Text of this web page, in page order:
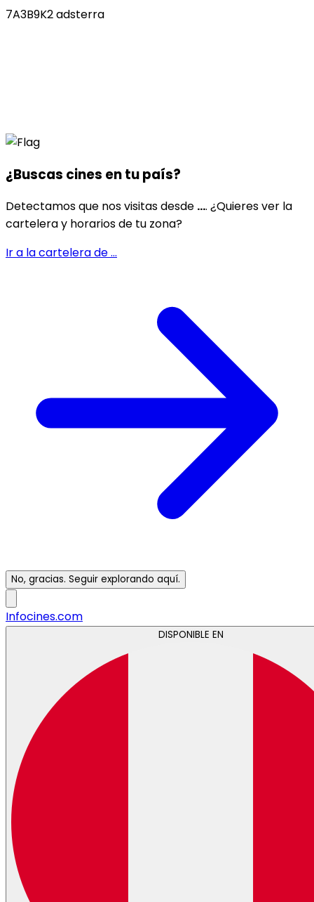
7A3B9K2 adsterra
¿Buscas cines entu país?
Detectamos que nos visitas desde .... ¿Quieres ver la
cartelera y horarios de tu zona?
Ir a la cartelera de...
No, gracias. Seguir explorando aquí.
Infocines.com
DISPONIBLE EN